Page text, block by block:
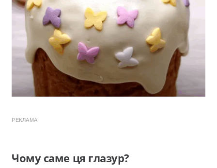
РЕКЛАМА
Чому саме ця глазур?